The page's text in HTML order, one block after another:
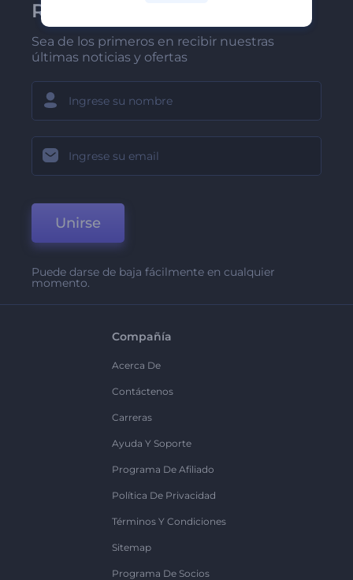
Renderforest
Sea de los primeros en recibir nuestras
últimas noticias y ofertas
Unirse
Puede darse de baja fácilmente en cualquier
momento.
Compañía
Acerca De
Contáctenos
Carreras
Ayuda Y Soporte
Programa De Afiliado
Política De Privacidad
Términos Y Condiciones
Sitemap
Programa De Socios